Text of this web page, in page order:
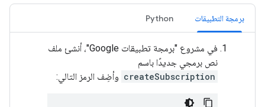
برمجة التطبيقات Python
في مشروع "برمجة تطبيقات Google"، أنشئ ملف
نص برمجي جديدًا باسم
createSubscription وأضِف الرمز التالي: